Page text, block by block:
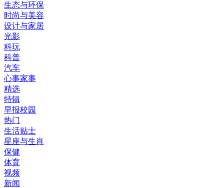
生态与环保
时尚与美容
设计与家居
光影
科玩
科普
汽车
心事家事
精选
特辑
早报校园
热门
生活贴士
星座与生肖
保健
体育
视频
新闻